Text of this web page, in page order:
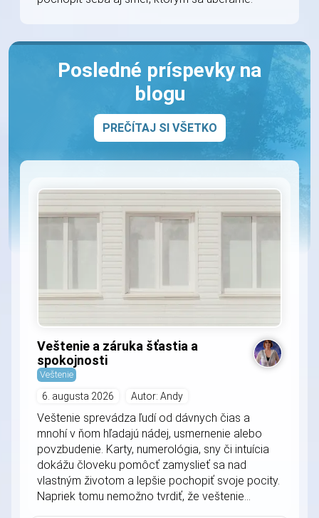
Posledné príspevky na
blogu
PREČÍTAJ SI VŠETKO
Veštenie a záruka šťastia a
spokojnosti
Veštenie
6. augusta 2026 Autor: Andy
Veštenie sprevádza ľudí od dávnych čias a
mnohí v ňom hľadajú nádej, usmernenie alebo
povzbudenie. Karty, numerológia, sny či intuícia
dokážu človeku pomôcť zamyslieť sa nad
vlastným životom a lepšie pochopiť svoje pocity.
Napriek tomu nemožno tvrdiť, že veštenie...